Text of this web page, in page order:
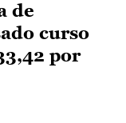
de
curso
por